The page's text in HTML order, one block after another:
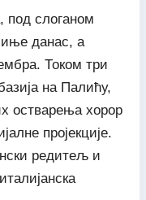
под слоганом
данас, а
Током три
на Палићу,
остварења хорор
пројекције.
редитељ и